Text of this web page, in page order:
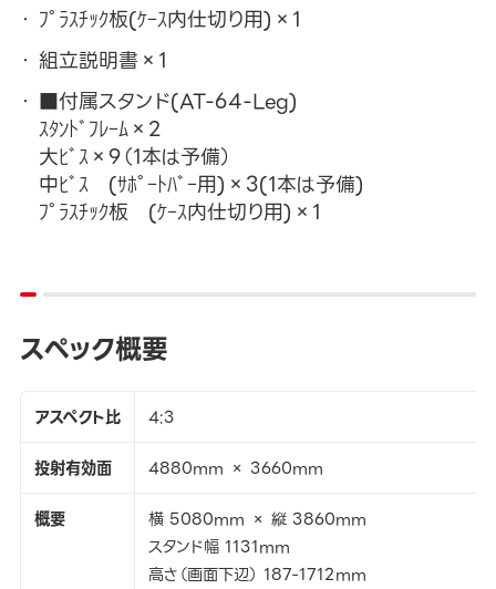
ﾌﾟﾗｽﾁｯｸ板(ｹｰｽ内仕切り用)×1
組立説明書×1
■付属スタンド(AT-64-Leg)
ｽﾀﾝﾄﾞﾌﾚｰﾑ×2
大ﾋﾞｽ×9（1本は予備）
中ﾋﾞｽ (ｻﾎﾟｰﾄﾊﾞｰ用)×3(1本は予備)
ﾌﾟﾗｽﾁｯｸ板 (ｹｰｽ内仕切り用)×1
スペック概要
アスペクト比
4:3
投射有効面
4880mm × 3660mm
概要
横 5080mm × 縦 3860mm
スタンド幅 1131mm
高さ（画面下辺） 187-1712mm